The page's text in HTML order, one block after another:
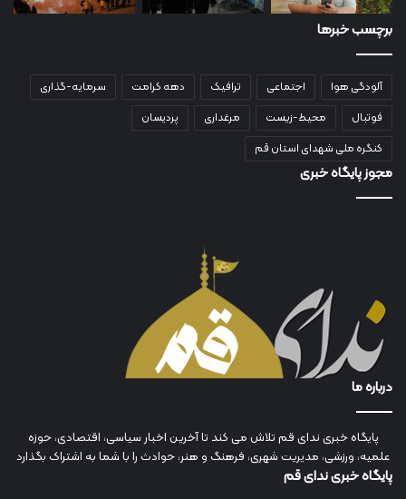
برچسب خبرها
آلودگی هوا اجتماعی ترافیک دهه کرامت
سرمایه-گذاری
فوتبال
محیط-زیست مرغداری
پردیسان
کنگره ملی شهدای استان قم
مجوز پایگاه خبری
درباره ما
پایگاه خبری ندای قم تلاش می کند تا آخرین اخبار سیاسی، اقتصادی، حوزه
علمیه، ورزشی، مدیریت شهری، فرهنگ و هنر، حوادث را با شما به اشتراک بگذارد
پایگاه خبری ندای قم